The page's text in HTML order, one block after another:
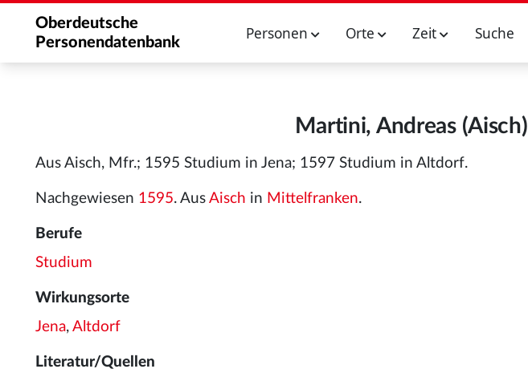
Oberdeutsche
Personendatenbank
Personen Orte Zeit Suche
Martini, Andreas (Aisch)
Aus Aisch, Mfr.; 1595 Studium in Jena; 1597 Studium in Altdorf.
Nachgewiesen 1595. Aus Aisch in Mittelfranken.
Berufe
Studium
Wirkungsorte
Jena, Altdorf
Literatur/Quellen